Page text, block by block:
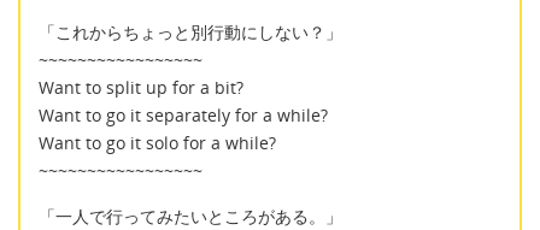
「これからちょっと別行動にしない？」
~~~~~~~~~~~~~~~~~
Want to split up for a bit?
Want to go it separately for a while?
Want to go it solo for a while?
~~~~~~~~~~~~~~~~~
「一人で行ってみたいところがある。」